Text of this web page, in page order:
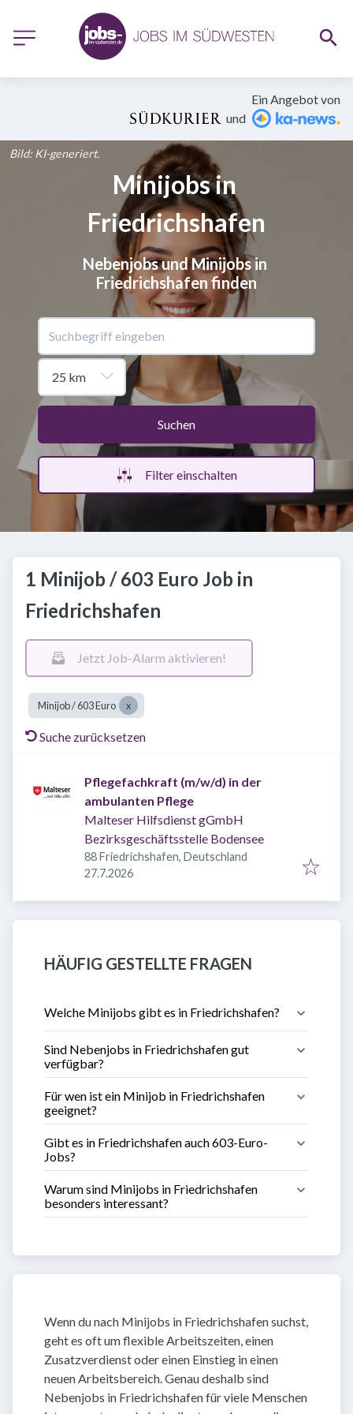
Ein Angebot von
und
Bild: KI-generiert.
Minijobs in
Friedrichshafen
Nebenjobs und Minijobs in
Friedrichshafen finden
Suchen
Filter einschalten
1 Minijob / 603 Euro Job in
Friedrichshafen
Jetzt Job-Alarm aktivieren!
Minijob / 603 Euro
Suche zurücksetzen
Pflegefachkraft (m/w/d) in der
ambulanten Pflege
Malteser Hilfsdienst gGmbH
Bezirksgeschäftsstelle Bodensee
88 Friedrichshafen, Deutschland
Veröffentlicht
27.7.2026
HÄUFIG GESTELLTE FRAGEN
Welche Minijobs gibt es in Friedrichshafen?
Sind Nebenjobs in Friedrichshafen gut
verfügbar?
Für wen ist ein Minijob in Friedrichshafen
geeignet?
Gibt es in Friedrichshafen auch 603-Euro-
Jobs?
Warum sind Minijobs in Friedrichshafen
besonders interessant?
Wenn du nach Minijobs in Friedrichshafen suchst,
geht es oft um flexible Arbeitszeiten, einen
Zusatzverdienst oder einen Einstieg in einen
neuen Arbeitsbereich. Genau deshalb sind
Nebenjobs in Friedrichshafen für viele Menschen